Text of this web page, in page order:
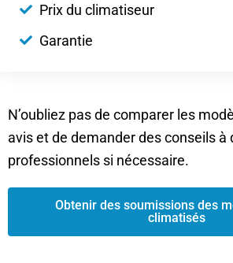
Prix du climatiseur
Garantie
N’oubliez pas de comparer les
avis et de demander des conseils à
professionnels si nécessaire.
Obtenir des soumissions des
climatisés